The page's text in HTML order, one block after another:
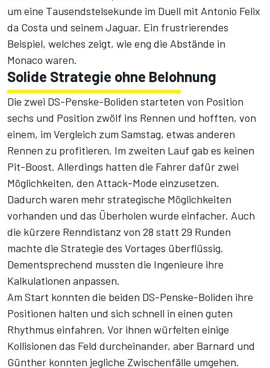
um eine Tausendstelsekunde im Duell mit Antonio Felix
da Costa und seinem Jaguar. Ein frustrierendes
Beispiel, welches zeigt, wie eng die Abstände in
Monaco waren.
Solide Strategie ohne Belohnung
Die zwei DS-Penske-Boliden starteten von Position
sechs und Position zwölf ins Rennen und hofften, von
einem, im Vergleich zum Samstag, etwas anderen
Rennen zu profitieren. Im zweiten Lauf gab es keinen
Pit-Boost. Allerdings hatten die Fahrer dafür zwei
Möglichkeiten, den Attack-Mode einzusetzen.
Dadurch waren mehr strategische Möglichkeiten
vorhanden und das Überholen wurde einfacher. Auch
die kürzere Renndistanz von 28 statt 29 Runden
machte die Strategie des Vortages überflüssig.
Dementsprechend mussten die Ingenieure ihre
Kalkulationen anpassen.
Am Start konnten die beiden DS-Penske-Boliden ihre
Positionen halten und sich schnell in einen guten
Rhythmus einfahren. Vor ihnen würfelten einige
Kollisionen das Feld durcheinander, aber Barnard und
Günther konnten jegliche Zwischenfälle umgehen.